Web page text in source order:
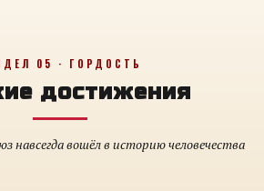
05 · ГОРДОСТЬ
достижения
навсегда вошёл в историю человечества